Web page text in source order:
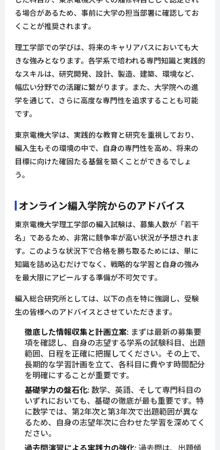
る場合があるため、事前に大学の担当部署に確認してお
くことが推奨されます。
理工学部での学びは、将来のキャリアパスにおいても大
きな強みとなります。各学系で培われる専門知識と実践的
なスキルは、研究開発、設計、製造、建築、環境など、
幅広い分野での活躍に繋がります。また、大学院への進
学を通じて、さらに高度な専門性を追求することも可能
です。
東京電機大学は、実践的な教育と研究を重視しており、
編入生もその環境の中で、自身の専門性を高め、将来の
目標に向けた確固たる基盤を築くことができるでしょ
う。
オンライン編入学院からのアドバイス
東京電機大学理工学部の編入試験は、募集人数が「若干
名」であるため、非常に競争率が高い状況が予想されま
す。このような状況下で合格を勝ち取るためには、単に
知識を詰め込むだけでなく、戦略的な学習と自身の強み
を最大限にアピールする準備が不可欠です。
編入総合研究所としては、以下の点を特に強調し、受験
生の皆様へのアドバイスとさせていただきます。
徹底した情報収集と計画立案: まずは最新の募集要
項を確認し、自身の志望する学系の試験科目、出題
範囲、日程を正確に把握してください。その上で、
長期的な学習計画を立て、各科目に費やす時間配分
を明確にすることが重要です。
基礎学力の盤石化: 数学、英語、そして専門科目の
いずれにおいても、基礎の徹底が最も重要です。特
に数学では、第2年次と第3年次で出題範囲が異な
るため、自身の志望年次に合わせた学習を深めてく
ださい。